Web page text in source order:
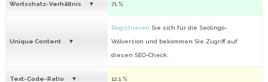
Wortschatz-Verhältnis 71 %
Unique Content
Registrieren Sie sich für die Seolingo-
Vollversion und bekommen Sie Zugriff auf
diesen SEO-Check.
Text-Code-Ratio 12.1 %